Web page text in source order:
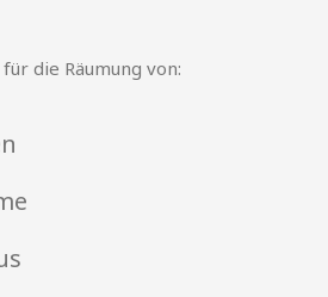
die Räumung von: